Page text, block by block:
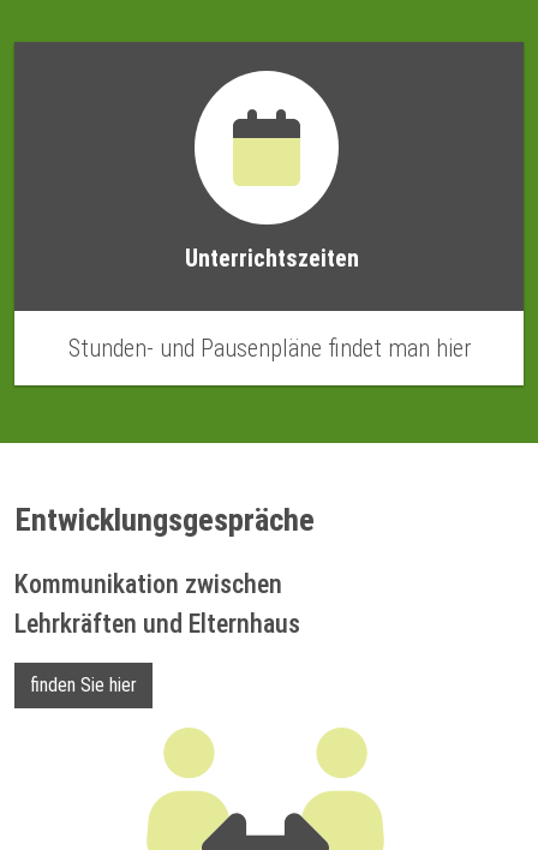
Unterrichtszeiten
Stunden- und Pausenpläne findet man hier
Entwicklungsgespräche
Kommunikation zwischen
Lehrkräften und Elternhaus
finden Sie hier